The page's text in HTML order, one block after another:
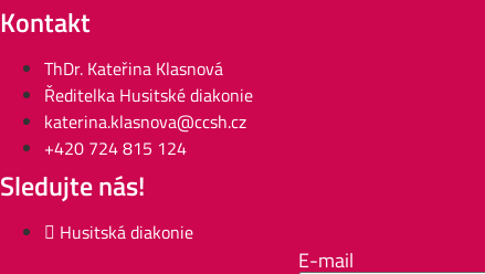
Kontakt
ThDr. Kateřina Klasnová
Ředitelka Husitské diakonie
katerina.klasnova@ccsh.cz
+420 724 815 124
Sledujte nás!
Husitská diakonie
E-mail